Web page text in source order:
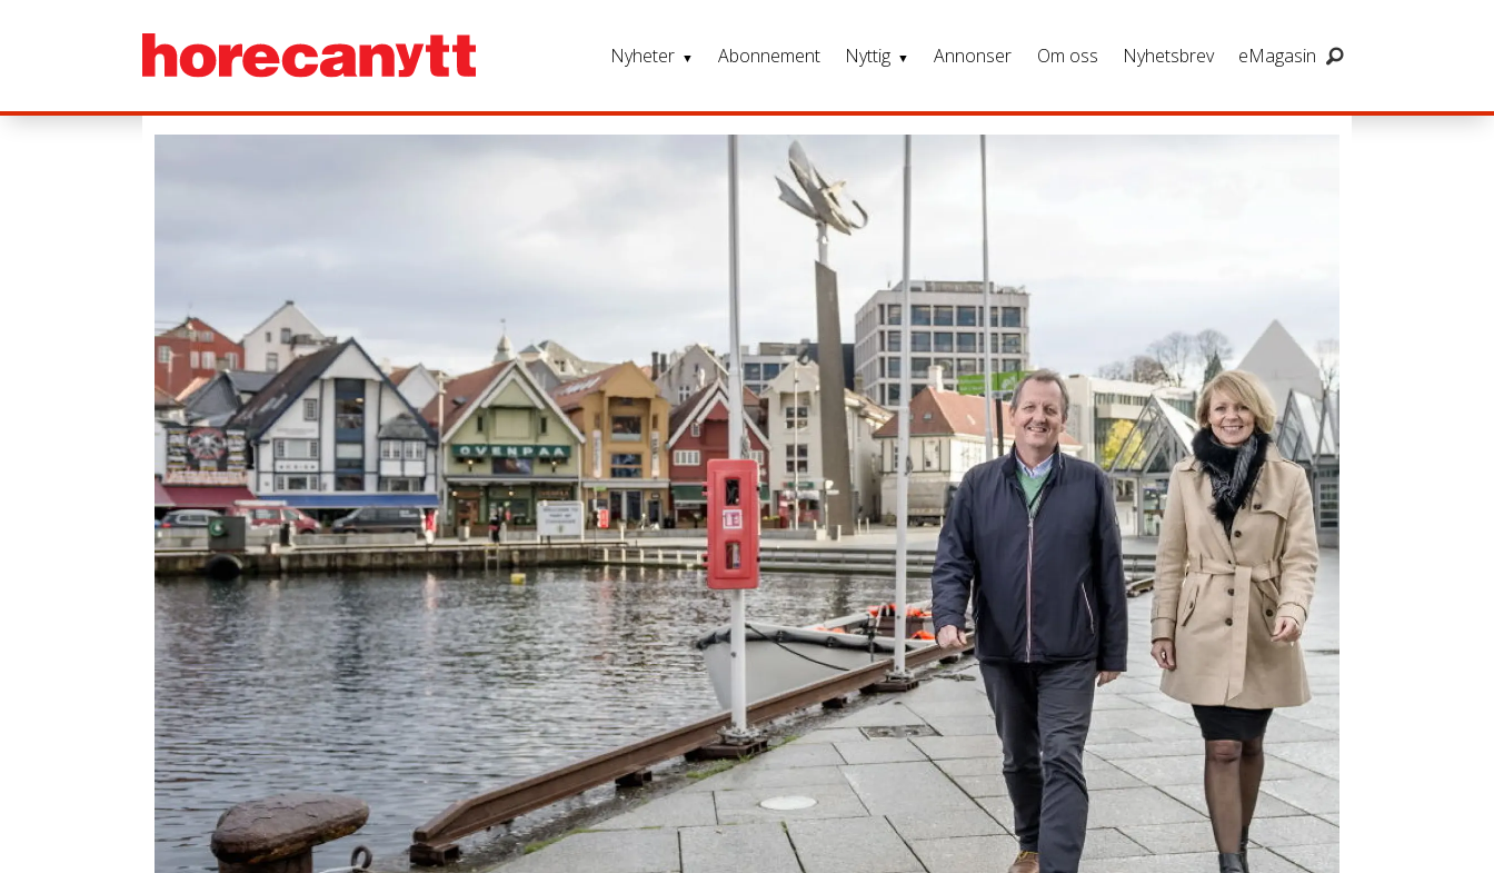
Nyheter Abonnement Nyttig Annonser Om oss Nyhetsbrev eMagasin